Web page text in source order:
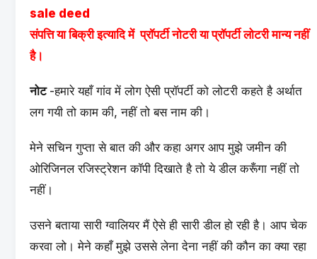
sale deed
संपत्ति या बिक्री इत्यादि में प्रॉपर्टी नोटरी या प्रॉपर्टी लोटरी मान्य नहीं
है।
नोट -हमारे यहाँ गांव में लोग ऐसी प्रॉपर्टी को लोटरी कहते है अर्थात
लग गयी तो काम की, नहीं तो बस नाम की।
मेने सचिन गुप्ता से बात की और कहा अगर आप मुझे जमीन की
ओरिजिनल रजिस्ट्रेशन कॉपी दिखाते है तो ये डील करूँगा नहीं तो
नहीं।
उसने बताया सारी ग्वालियर मैं ऐसे ही सारी डील हो रही है। आप चेक
करवा लो। मेने कहाँ मुझे उससे लेना देना नहीं की कौन का क्या रहा